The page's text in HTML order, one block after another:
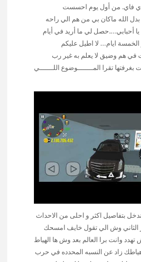
فاي. من أول يوم احسست
الله ماكان بي من هم الي راحه
أحبابي….حصل لي ما أريد في أيام
الخمسة ايام… لا اطيل عليكم
في هم وضيق لا يعلم به غير رب
تقرا المــــــــوضوع اللـــــــي
بتفاصيل اكثر و احلى من الاحداث
الثاني وش الي تقول خايف امسحك
وانت برا العالم بعد وش ها الهياط
زاد عن النسبه المحدده في حرب